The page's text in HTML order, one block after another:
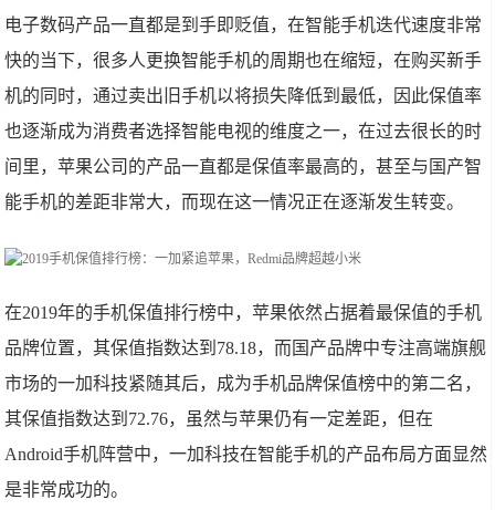
电子数码产品一直都是到手即贬值，在智能手机迭代速度非常
快的当下，很多人更换智能手机的周期也在缩短，在购买新手
机的同时，通过卖出旧手机以将损失降低到最低，因此保值率
也逐渐成为消费者选择智能电视的维度之一，在过去很长的时
间里，苹果公司的产品一直都是保值率最高的，甚至与国产智
能手机的差距非常大，而现在这一情况正在逐渐发生转变。
在2019年的手机保值排行榜中，苹果依然占据着最保值的手机
品牌位置，其保值指数达到78.18，而国产品牌中专注高端旗舰
市场的一加科技紧随其后，成为手机品牌保值榜中的第二名，
其保值指数达到72.76，虽然与苹果仍有一定差距，但在
Android手机阵营中，一加科技在智能手机的产品布局方面显然
是非常成功的。